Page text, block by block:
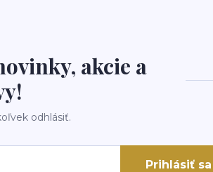
akcie a
odhlásiť.
Prihlásiť sa